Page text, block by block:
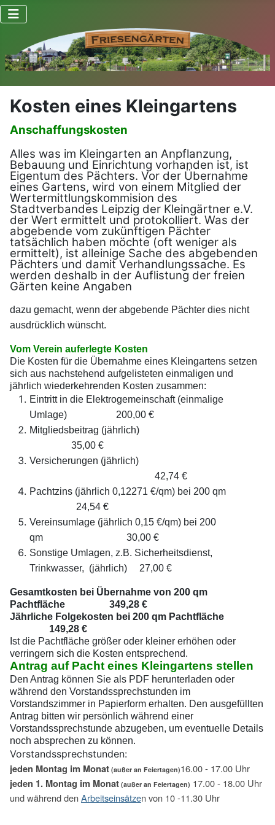
Kosten eines Kleingartens
Anschaffungskosten
Alles was im Kleingarten an Anpflanzung,
Bebauung und Einrichtung vorhanden ist, ist
Eigentum des Pächters. Vor der Übernahme
eines Gartens, wird von einem Mitglied der
Wertermittlungskommision des
Stadtverbandes Leipzig der Kleingärtner e.V.
der Wert ermittelt und protokolliert. Was der
abgebende vom zukünftigen Pächter
tatsächlich haben möchte (oft weniger als
ermittelt), ist alleinige Sache des abgebenden
Pächters und damit Verhandlungssache. Es
werden deshalb in der Auflistung der freien
Gärten keine Angaben
dazu gemacht, wenn der abgebende Pächter dies nicht
ausdrücklich wünscht.
Vom Verein auferlegte Kosten
Die Kosten für die Übernahme eines Kleingartens setzen
sich aus nachstehend aufgelisteten einmaligen und
jährlich wiederkehrenden Kosten zusammen:
Eintritt in die Elektrogemeinschaft (einmalige
Umlage) 200,00 €
Mitgliedsbeitrag (jährlich)
35,00 €
Versicherungen (jährlich)
42,74 €
Pachtzins (jährlich 0,12271 €/qm) bei 200 qm
24,54 €
Vereinsumlage (jährlich 0,15 €/qm) bei 200
qm 30,00 €
Sonstige Umlagen, z.B. Sicherheitsdienst,
Trinkwasser, (jährlich) 27,00 €
Gesamtkosten bei Übernahme von 200 qm
Pachtfläche 349,28 €
Jährliche Folgekosten bei 200 qm Pachtfläche
149,28 €
Ist die Pachtfläche größer oder kleiner erhöhen oder
verringern sich die Kosten entsprechend.
Antrag auf Pacht eines Kleingartens stellen
Den Antrag können Sie als PDF herunterladen oder
während den Vorstandssprechstunden im
Vorstandszimmer in Papierform erhalten. Den ausgefüllten
Antrag bitten wir persönlich während einer
Vorstandssprechstunde abzugeben, um eventuelle Details
noch absprechen zu können.
Vorstandssprechstunden:
jeden Montag im Monat (außer an Feiertagen)16.00 - 17.00 Uhr
jeden 1. Montag im Monat (außer an Feiertagen) 17.00 - 18.00 Uhr
und während denArbeitseinsätzen von 10 -11.30 Uhr